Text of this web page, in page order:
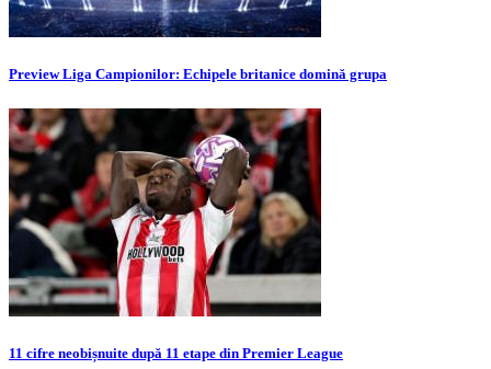
Preview Liga Campionilor: Echipele britanice domină grupa
11 cifre neobișnuite după 11 etape din Premier League